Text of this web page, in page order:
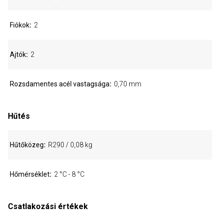
Fiókok 2
Ajtók 2
Rozsdamentes acél vastagsága 0,70 mm
Hűtés
Hűtőközeg R290 / 0,08 kg
Hőmérséklet 2 °C - 8 °C
Csatlakozási értékek